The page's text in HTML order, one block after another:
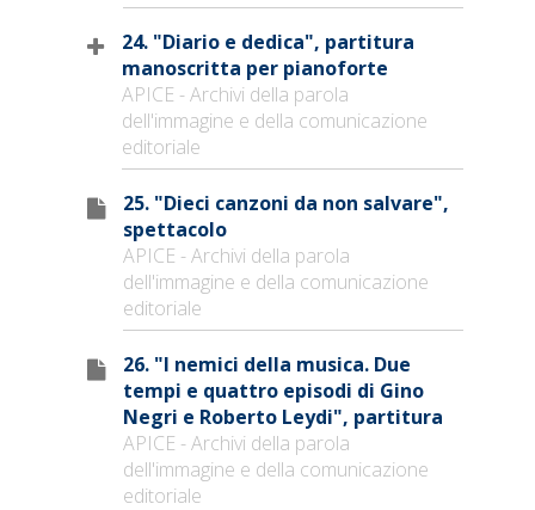
24. "Diario e dedica", partitura
manoscritta per pianoforte
APICE - Archivi della parola
dell'immagine e della comunicazione
editoriale
25. "Dieci canzoni da non salvare",
spettacolo
APICE - Archivi della parola
dell'immagine e della comunicazione
editoriale
26. "I nemici della musica. Due
tempi e quattro episodi di Gino
Negri e Roberto Leydi", partitura
APICE - Archivi della parola
dell'immagine e della comunicazione
editoriale